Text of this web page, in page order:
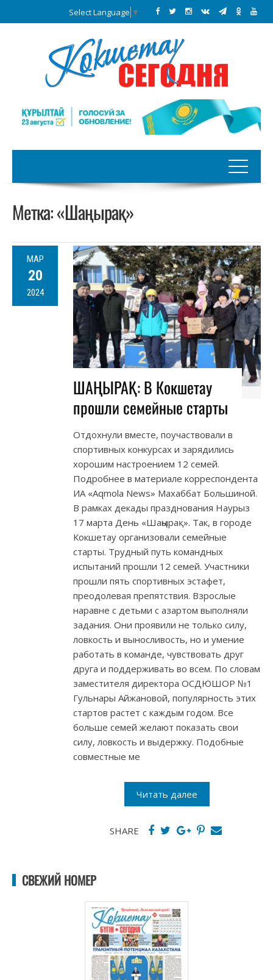
Select Language ▼
Метка:«Шаңырақ»
МАР
20
2024
ШАҢЫРАҚ: В Кокшетау
прошли семейные старты
Отдохнули вместе, поучаствовали в
спортивных конкурсах и зарядились
хорошим настроением 12 семей.
Подробнее в материале корреспондента
ИА «Aqmola News» Махаббат Большиной.
В рамках декады празднования Наурыз
17 марта День «Шаңырақ». Так, в городе
Кокшетау организовали семейные
старты. Трудный путь командных
испытаний прошли 12 семей. Участники
прошли пять спортивных эстафет,
преодолевая препятствия. Взрослые
наравне с детьми с азартом выполняли
задания. Они проявили не только силу,
ловкость и выносливость, но и умение
работать в команде, чувствовать друг
друга и поддерживать во всем. По словам
заместителя директора ОСДЮШОР №1
Гульнары Айжановой, популярность этих
стартов растет с каждым годом. Все
больше семей желают показать свои
силу, ловкость и выдержку. Подобные
совместные ме
Читать далее
SHARE
СВЕЖИЙ НОМЕР